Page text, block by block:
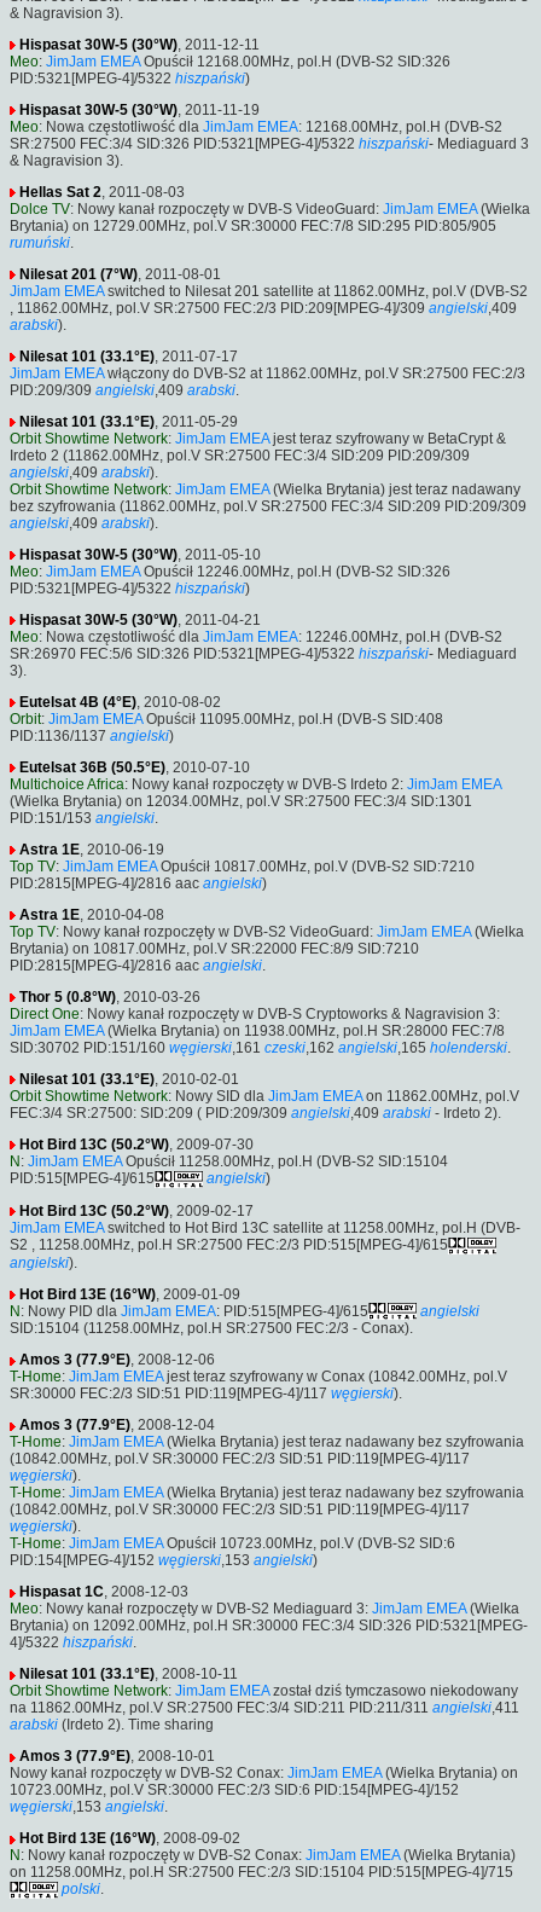
& Nagravision 3).
Hispasat 30W-5 (30°W), 2011-12-11
Meo: JimJam EMEAOpuścił 12168.00MHz, pol.H (DVB-S2 SID:326
PID:5321[MPEG-4]/5322 hiszpański)
Hispasat 30W-5 (30°W), 2011-11-19
Meo: Nowa częstotliwość dla JimJam EMEA: 12168.00MHz, pol.H (DVB-S2
SR:27500 FEC:3/4 SID:326 PID:5321[MPEG-4]/5322 hiszpański- Mediaguard 3
& Nagravision 3).
Hellas Sat 2, 2011-08-03
Dolce TV: Nowy kanał rozpoczęty w DVB-S VideoGuard: JimJam EMEA(Wielka
Brytania) on 12729.00MHz, pol.V SR:30000 FEC:7/8 SID:295 PID:805/905
rumuński.
Nilesat 201 (7°W), 2011-08-01
JimJam EMEAswitched to Nilesat 201 satellite at 11862.00MHz, pol.V (DVB-S2
, 11862.00MHz, pol.V SR:27500 FEC:2/3 PID:209[MPEG-4]/309 angielski,409
arabski).
Nilesat 101 (33.1°E), 2011-07-17
JimJam EMEAwłączony do DVB-S2 at 11862.00MHz, pol.V SR:27500 FEC:2/3
PID:209/309 angielski,409 arabski.
Nilesat 101 (33.1°E), 2011-05-29
Orbit Showtime Network: JimJam EMEAjest teraz szyfrowany w BetaCrypt &
Irdeto 2 (11862.00MHz, pol.V SR:27500 FEC:3/4 SID:209 PID:209/309
angielski,409 arabski).
Orbit Showtime Network: JimJam EMEA(Wielka Brytania) jest teraz nadawany
bez szyfrowania (11862.00MHz, pol.V SR:27500 FEC:3/4 SID:209 PID:209/309
angielski,409 arabski).
Hispasat 30W-5 (30°W), 2011-05-10
Meo: JimJam EMEAOpuścił 12246.00MHz, pol.H (DVB-S2 SID:326
PID:5321[MPEG-4]/5322 hiszpański)
Hispasat 30W-5 (30°W), 2011-04-21
Meo: Nowa częstotliwość dla JimJam EMEA: 12246.00MHz, pol.H (DVB-S2
SR:26970 FEC:5/6 SID:326 PID:5321[MPEG-4]/5322 hiszpański- Mediaguard
3).
Eutelsat 4B (4°E), 2010-08-02
Orbit: JimJam EMEAOpuścił 11095.00MHz, pol.H (DVB-S SID:408
PID:1136/1137 angielski)
Eutelsat 36B (50.5°E), 2010-07-10
Multichoice Africa: Nowy kanał rozpoczęty w DVB-S Irdeto 2: JimJam EMEA
(Wielka Brytania) on 12034.00MHz, pol.V SR:27500 FEC:3/4 SID:1301
PID:151/153 angielski.
Astra 1E, 2010-06-19
Top TV: JimJam EMEAOpuścił 10817.00MHz, pol.V (DVB-S2 SID:7210
PID:2815[MPEG-4]/2816 aac angielski)
Astra 1E, 2010-04-08
Top TV: Nowy kanał rozpoczęty w DVB-S2 VideoGuard: JimJam EMEA(Wielka
Brytania) on 10817.00MHz, pol.V SR:22000 FEC:8/9 SID:7210
PID:2815[MPEG-4]/2816 aac angielski.
Thor 5 (0.8°W), 2010-03-26
Direct One: Nowy kanał rozpoczęty w DVB-S Cryptoworks & Nagravision 3:
JimJam EMEA(Wielka Brytania) on 11938.00MHz, pol.H SR:28000 FEC:7/8
SID:30702 PID:151/160 węgierski,161 czeski,162 angielski,165 holenderski.
Nilesat 101 (33.1°E), 2010-02-01
Orbit Showtime Network: Nowy SID dla JimJam EMEAon 11862.00MHz, pol.V
FEC:3/4 SR:27500: SID:209 ( PID:209/309 angielski,409 arabski - Irdeto 2).
Hot Bird 13C (50.2°W), 2009-07-30
N : JimJam EMEAOpuścił 11258.00MHz, pol.H (DVB-S2 SID:15104
PID:515[MPEG-4]/615
angielski)
Hot Bird 13C (50.2°W) , 2009-02-17
JimJam EMEAswitched to Hot Bird 13C satellite at 11258.00MHz, pol.H (DVB-
S2 , 11258.00MHz, pol.H SR:27500 FEC:2/3 PID:515[MPEG-4]/615
angielski).
Hot Bird 13E (16°W) , 2009-01-09
N: Nowy PID dla JimJam EMEA: PID:515[MPEG-4]/615
angielski
SID:15104 (11258.00MHz, pol.H SR:27500 FEC:2/3 - Conax).
Amos 3 (77.9°E), 2008-12-06
T-Home: JimJam EMEAjest teraz szyfrowany w Conax (10842.00MHz, pol.V
SR:30000 FEC:2/3 SID:51 PID:119[MPEG-4]/117 węgierski).
Amos 3 (77.9°E), 2008-12-04
T-Home: JimJam EMEA(Wielka Brytania) jest teraz nadawany bez szyfrowania
(10842.00MHz, pol.V SR:30000 FEC:2/3 SID:51 PID:119[MPEG-4]/117
węgierski).
T-Home: JimJam EMEA(Wielka Brytania) jest teraz nadawany bez szyfrowania
(10842.00MHz, pol.V SR:30000 FEC:2/3 SID:51 PID:119[MPEG-4]/117
węgierski).
T-Home: JimJam EMEAOpuścił 10723.00MHz, pol.V (DVB-S2 SID:6
PID:154[MPEG-4]/152 węgierski,153 angielski)
Hispasat 1C, 2008-12-03
Meo: Nowy kanał rozpoczęty w DVB-S2 Mediaguard 3: JimJam EMEA(Wielka
Brytania) on 12092.00MHz, pol.H SR:30000 FEC:3/4 SID:326 PID:5321[MPEG-
4]/5322 hiszpański.
Nilesat 101 (33.1°E), 2008-10-11
Orbit Showtime Network: JimJam EMEAzostał dziś tymczasowo niekodowany
na 11862.00MHz, pol.V SR:27500 FEC:3/4 SID:211 PID:211/311 angielski,411
arabski (Irdeto 2). Time sharing
Amos 3 (77.9°E), 2008-10-01
Nowy kanał rozpoczęty w DVB-S2 Conax: JimJam EMEA(Wielka Brytania) on
10723.00MHz, pol.V SR:30000 FEC:2/3 SID:6 PID:154[MPEG-4]/152
węgierski,153 angielski.
Hot Bird 13E (16°W), 2008-09-02
N : Nowy kanał rozpoczęty w DVB-S2 Conax: JimJam EMEA(Wielka Brytania)
on 11258.00MHz, pol.H SR:27500 FEC:2/3 SID:15104 PID:515[MPEG-4]/715
polski.